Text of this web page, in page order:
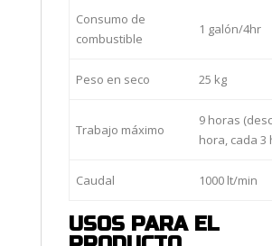
Consumo de
combustible
1 galón/4hr
Peso en seco 25 kg
Trabajo máximo
9 horas
hora, cada 3
Caudal 1000 lt/min
USOS PARA EL